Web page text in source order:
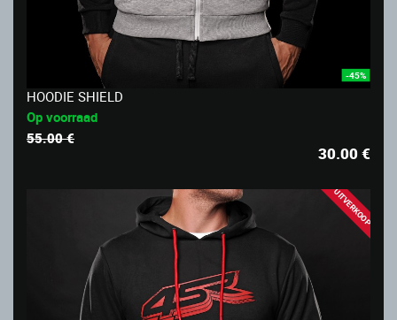
-45%
HOODIE SHIELD
Op voorraad
55.00 €
30.00€
UITVERKOOP